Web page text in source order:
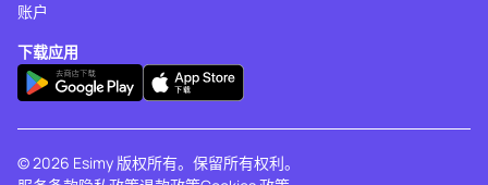
账户
下载应用
© 2026 Esimy 版权所有。保留所有权利。